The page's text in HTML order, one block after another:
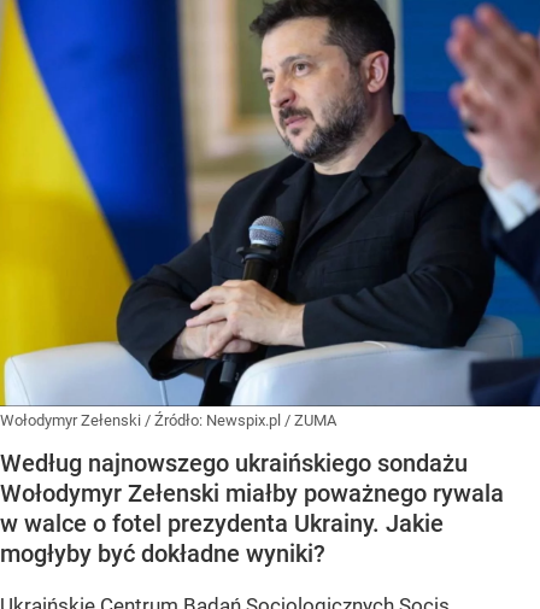
Wołodymyr Zełenski / Źródło: Newspix.pl / ZUMA
Według najnowszego ukraińskiego sondażu
Wołodymyr Zełenski miałby poważnego rywala
w walce o fotel prezydenta Ukrainy. Jakie
mogłyby być dokładne wyniki?